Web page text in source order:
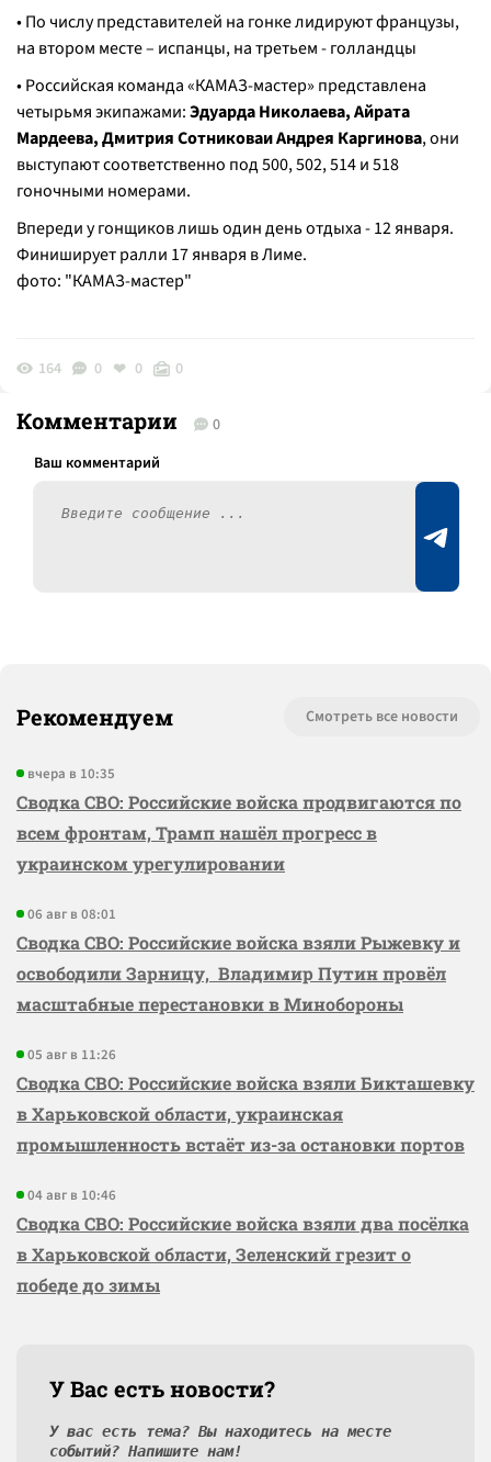
• По числу представителей на гонке лидируют французы,
на втором месте – испанцы, на третьем - голландцы
• Российская команда «КАМАЗ-мастер» представлена
четырьмя экипажами:Эдуарда Николаева, Айрата
Мардеева, Дмитрия Сотниковаи Андрея Каргинова, они
выступают соответственно под 500, 502, 514 и 518
гоночными номерами.
Впереди у гонщиков лишь один день отдыха - 12 января.
Финиширует ралли 17 января в Лиме.
фото: "КАМАЗ-мастер"
164 0 0 0
Комментарии 0
Рекомендуем Смотреть все новости
вчера в 10:35
Сводка СВО: Российские войска продвигаются по
всем фронтам, Трамп нашёл прогресс в
украинском урегулировании
06 авг в 08:01
Сводка СВО: Российские войска взяли Рыжевку и
освободили Зарницу, Владимир Путин провёл
масштабные перестановки в Минобороны
05 авг в 11:26
Сводка СВО: Российские войска взяли Бикташевку
в Харьковской области, украинская
промышленность встаёт из-за остановки портов
04 авг в 10:46
Сводка СВО: Российские войска взяли два посёлка
в Харьковской области, Зеленский грезит о
победе до зимы
У Вас есть новости?
У вас есть тема? Вы находитесь на месте
событий? Напишите нам!